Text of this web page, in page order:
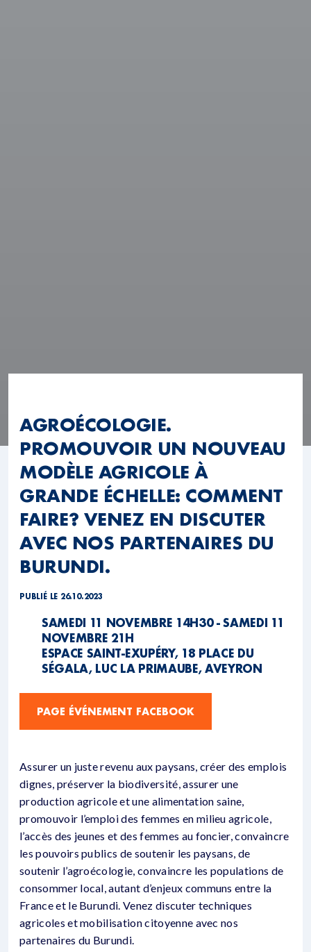
AGROÉCOLOGIE.
PROMOUVOIR UN NOUVEAU
MODÈLE AGRICOLE À
GRANDE ÉCHELLE: COMMENT
FAIRE? VENEZ EN DISCUTER
AVEC NOS PARTENAIRES DU
BURUNDI.
PUBLIÉ LE 26.10.2023
SAMEDI 11 NOVEMBRE 14H30 - SAMEDI 11
NOVEMBRE 21H
ESPACE SAINT-EXUPÉRY, 18 PLACE DU
SÉGALA, LUC LA PRIMAUBE, AVEYRON
PAGE ÉVÉNEMENT FACEBOOK
Assurer un juste revenu aux paysans, créer des emplois
dignes, préserver la biodiversité, assurer une
production agricole et une alimentation saine,
promouvoir l’emploi des femmes en milieu agricole,
l’accès des jeunes et des femmes au foncier, convaincre
les pouvoirs publics de soutenir les paysans, de
soutenir l’agroécologie, convaincre les populations de
consommer local, autant d’enjeux communs entre la
France et le Burundi. Venez discuter techniques
agricoles et mobilisation citoyenne avec nos
partenaires du Burundi.